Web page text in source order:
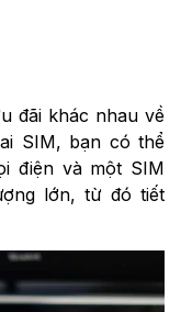
đãi khác nhau về
SIM, bạn có thể
điện và một SIM
lớn, từ đó tiết